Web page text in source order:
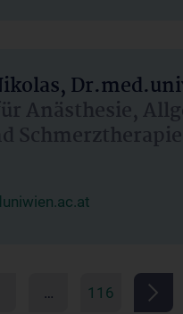
Anästhesie,
Schmerztherapie
… 116